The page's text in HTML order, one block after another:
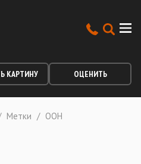
КАРТИНУ ОЦЕНИТЬ
Метки / ООН